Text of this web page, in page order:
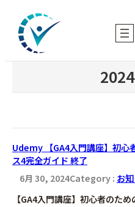
Udemy 【GA4入門講座】初心
ス4完全ガイド 終了
6月 30, 2024Category : お
【GA4入門講座】初心者のた